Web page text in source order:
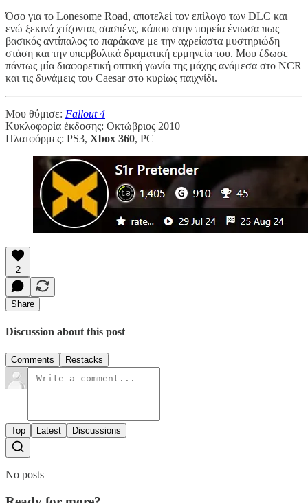
Όσο για το Lonesome Road, αποτελεί τον επίλογο των DLC και
ενώ ξεκινά χτίζοντας σασπένς, κάπου στην πορεία ένιωσα πως
βασικός αντίπαλος το παράκανε με την αχρείαστα μυστηριώδη
στάση και την υπερβολικά δραματική ερμηνεία του. Μου έδωσε
πάντως μία διαφορετική οπτική γωνία της μάχης ανάμεσα στο NCR
και τις δυνάμεις του Caesar στο κυρίως παιχνίδι.
Μου θύμισε: Fallout 4
Κυκλοφορία έκδοσης: Οκτώβριος 2010
Πλατφόρμες: PS3, Xbox 360, PC
2
Share
Discussion about this post
Comments Restacks
Top Latest Discussions
No posts